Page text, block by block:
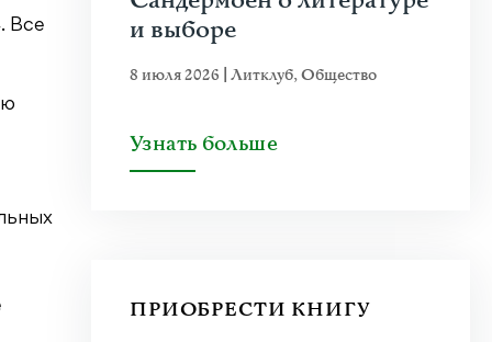
Все
и выборе
8 июля 2026 Литклуб,Общество
Узнать больше
ПРИОБРЕСТИ КНИГУ